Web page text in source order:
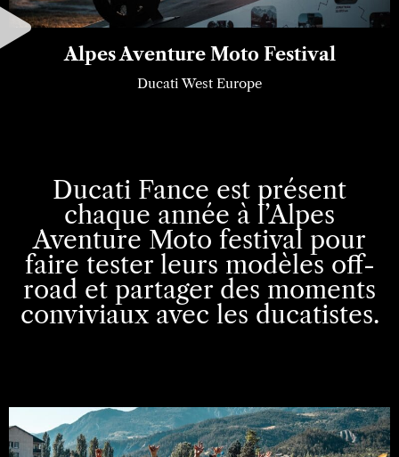
Alpes Aventure Moto Festival
Ducati West Europe
Ducati Fance est présent
chaque année à l’Alpes
Aventure Moto festival pour
faire tester leurs modèles off-
road et partager des moments
conviviaux avec les ducatistes.